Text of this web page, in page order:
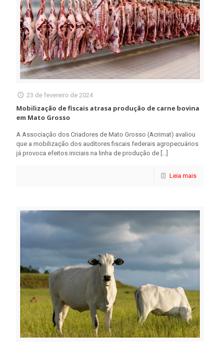
23 de fevereiro de 2024
Mobilização de fiscais atrasa produção de carne bovina
em Mato Grosso
A Associação dos Criadores de Mato Grosso (Acrimat) avaliou
que a mobilização dos auditores fiscais federais agropecuários
já provoca efeitos iniciais na linha de produção de […]
Leia mais